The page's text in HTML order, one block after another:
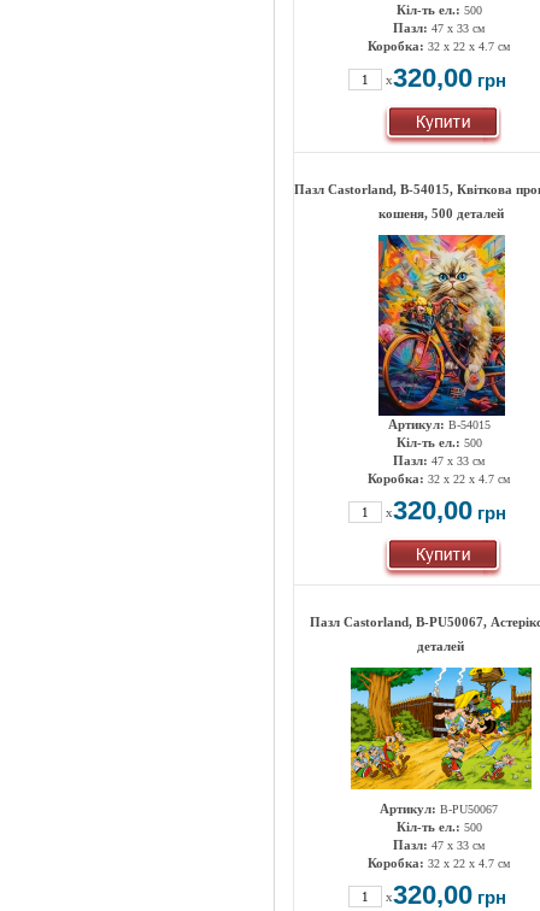
Кіл-ть ел.: 500
Пазл: 47 х 33 см
Коробка: 32 x 22 x 4.7 см
x320,00 грн
Пазл Castorland, B-54015, Квіткова
кошеня, 500 деталей
Артикул: B-54015
Кіл-ть ел.: 500
Пазл: 47 х 33 см
Коробка: 32 x 22 x 4.7 см
x320,00 грн
Пазл Castorland, B-PU50067,
деталей
Артикул: B-PU50067
Кіл-ть ел.: 500
Пазл: 47 х 33 см
Коробка: 32 x 22 x 4.7 см
x320,00 грн